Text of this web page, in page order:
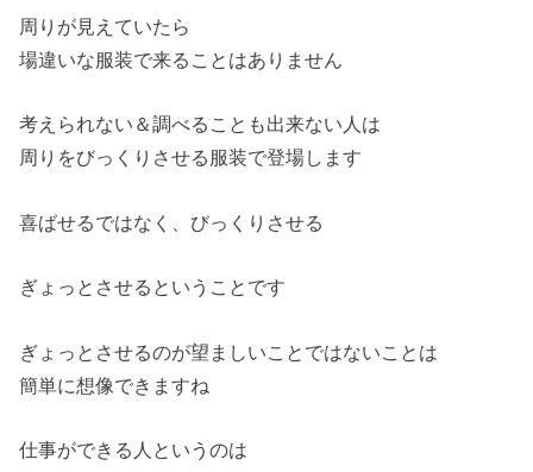
周りが見えていたら
場違いな服装で来ることはありません
考えられない＆調べることも出来ない人は
周りをびっくりさせる服装で登場します
喜ばせるではなく、びっくりさせる
ぎょっとさせるということです
ぎょっとさせるのが望ましいことではないことは
簡単に想像できますね
仕事ができる人というのは